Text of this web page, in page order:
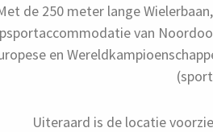
de 250 meter lange
van
en
Uiteraard is de locatie